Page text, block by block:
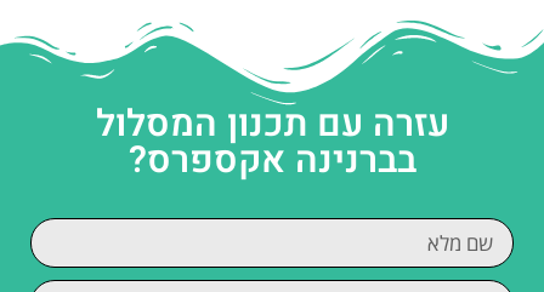
עזרה עם תכנון המסלול
בברנינה אקספרס?